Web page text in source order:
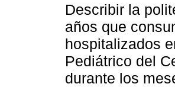
Describir la
años que
hospitalizados
Pediátrico del
durante los